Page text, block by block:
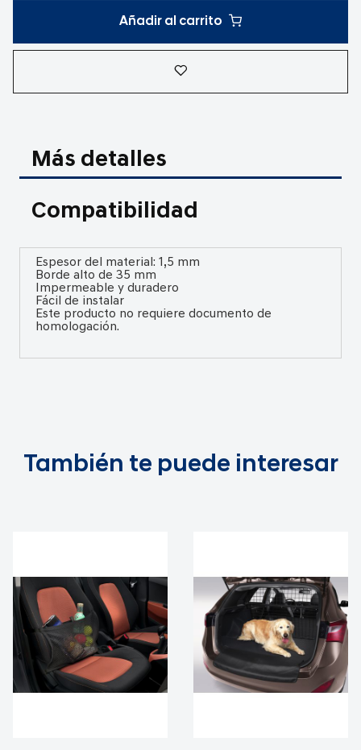
Añadir al carrito
Más detalles
Compatibilidad
Espesor del material: 1,5 mm
Borde alto de 35 mm
Impermeable y duradero
Fácil de instalar
Este producto no requiere documento de
homologación.
También te puede interesar